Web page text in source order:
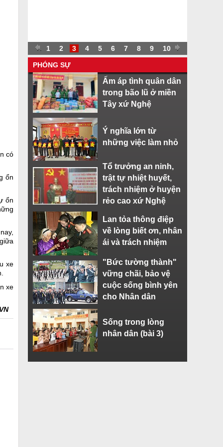
có
ổn
ổn
xe
xe
. 1 2 3 4 5 6 7 8 9 10 .
PHÓNG SỰ
Ấm áp tình quân dân
trong bão lũ ở miền
Tây xứ Nghệ
Ý nghĩa lớn từ
những việc làm nhỏ
Tổ trưởng an ninh,
trật tự nhiệt huyết,
trách nhiệm ở huyện
rẻo cao xứ Nghệ
Lan tỏa thông điệp
về lòng biết ơn, nhân
ái và trách nhiệm
"Bức tường thành"
vững chãi, bảo vệ
cuộc sống bình yên
cho Nhân dân
Sống trong lòng
nhân dân (bài 3)